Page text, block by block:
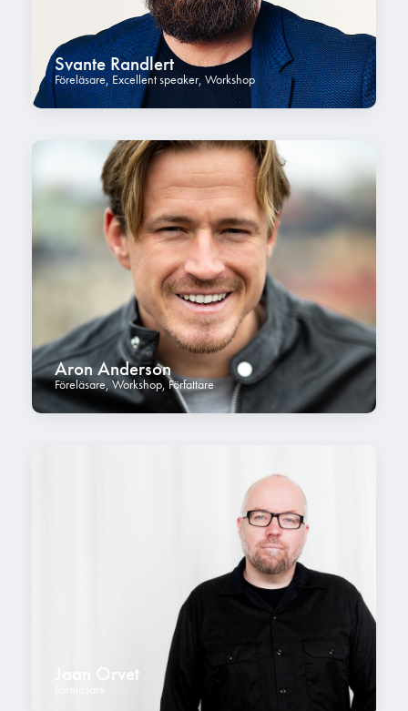
Svante Randlert
Föreläsare,Excellent speaker,Workshop
Aron Anderson
Föreläsare Workshop ,Författare
Jaan Orvet